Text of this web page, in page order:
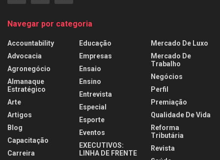
Navegar por categoria
Accountability
Advocacia
Agronegócio
Almanaque
Estratégico
Arte
Artigos
Blog
Capacitação
Carreira
Educação
Empresas
Ensaio
Ensino
Entrevista
Especial
Esporte
Eventos
EXECUTIVOS:
LINHA DE FRENTE
Mercado De Luxo
Mercado De
Trabalho
Negócios
Perfil
Premiação
Qualidade De Vida
Reforma
Tributária
Revista